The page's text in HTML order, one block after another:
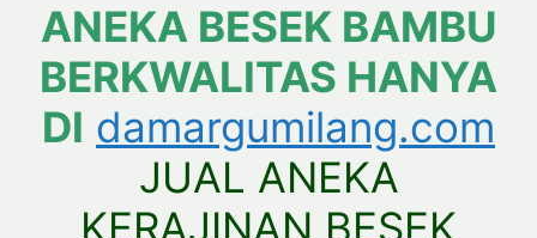
ANEKA BESEK BAMBU
BERKWALITAS HANYA
DI damargumilang.com
JUAL ANEKA
KERAJINAN BESEK